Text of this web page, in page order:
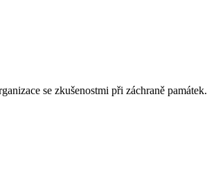
se zkušenostmi při záchraně památek.